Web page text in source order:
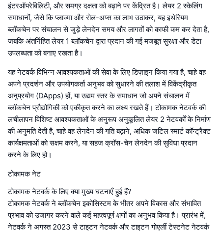
इंटरऑपरेबिलिटी, और समग्र दक्षता को बढ़ाने पर केंद्रित है। लेयर 2 स्केलिंग
समाधानों, जैसे कि प्लाज्मा और रोल-अप्स का लाभ उठाकर, यह इथेरियम
ब्लॉकचेन पर संचालन से जुड़े लेनदेन समय और लागतों को काफी कम कर देता है,
जबकि अंतर्निहित लेयर 1 ब्लॉकचेन द्वारा प्रदान की गई मजबूत सुरक्षा और डेटा
उपलब्धता को बनाए रखता है।
यह नेटवर्क विभिन्न आवश्यकताओं की सेवा के लिए डिज़ाइन किया गया है, चाहे वह
अपने प्रदर्शन और उपयोगकर्ता अनुभव को सुधारने की तलाश में विकेंद्रीकृत
अनुप्रयोग (DApps) हों, या उद्यम स्तर के समाधान जो अपने संचालन में
ब्लॉकचेन प्रौद्योगिकी को एकीकृत करने का लक्ष्य रखते हैं। टोकामक नेटवर्क की
लचीलापन विशिष्ट आवश्यकताओं के अनुरूप अनुकूलित लेयर 2 नेटवर्कों के निर्माण
की अनुमति देती है, चाहे वह लेनदेन की गति बढ़ाने, अधिक जटिल स्मार्ट कॉन्ट्रैक्ट
कार्यक्षमताओं को सक्षम करने, या सहज क्रॉस-चेन लेनदेन की सुविधा प्रदान
करने के लिए हो।
टोकामक नेट
टोकामक नेटवर्क के लिए क्या मुख्य घटनाएँ हुई हैं?
टोकामक नेटवर्क ने ब्लॉकचेन इकोसिस्टम के भीतर अपने विकास और संभावित
प्रभाव को उजागर करने वाले कई महत्वपूर्ण क्षणों का अनुभव किया है। प्रारंभ में,
नेटवर्क ने अगस्त 2023 से टाइटन नेटवर्क और टाइटन गोएर्ली टेस्टनेट नेटवर्क